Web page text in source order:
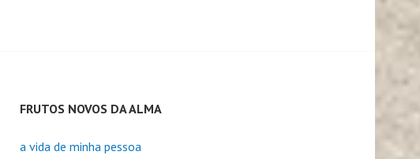
FRUTOS NOVOS DA ALMA
a vida de minha pessoa